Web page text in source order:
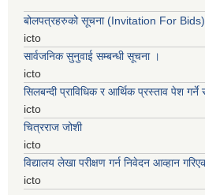
बोलपत्रहरुको सूचना (Invitation For Bids)
icto
सार्वजनिक सुनुवाई सम्बन्धी सूचना ।
icto
सिलबन्दी प्राविधिक र आर्थिक प्रस्ताव पेश गर्ने
icto
चित्रराज जोशी
icto
विद्यालय लेखा परीक्षण गर्न निवेदन आव्हान
icto